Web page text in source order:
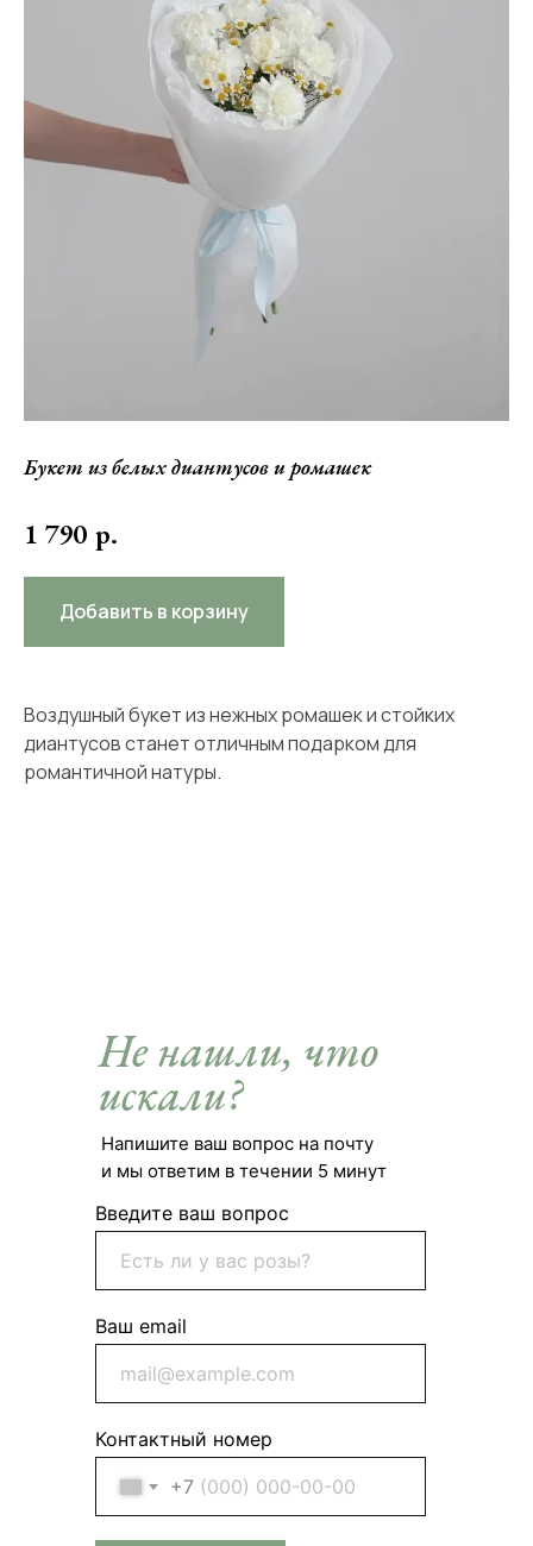
Букет из белых диантусов и ромашек
1 790 р.
Добавить в корзину
Воздушный букет из нежных ромашек и стойких
диантусов станет отличным подарком для
романтичной натуры.
Введите ваш вопрос
Ваш email
Контактный номер
+7
Не нашли, что
искали?
Напишите ваш вопрос на почту
и мы ответим в течении 5 минут